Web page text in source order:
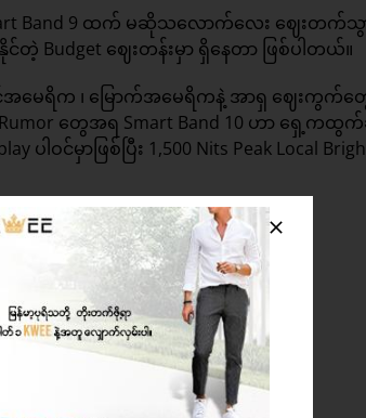
Band 9 ထက် မဆိုသလောက်လေး ဈေးတက်သွ
Budget ဈေးတန်းမှာ ရှိနေတာ ဖြစ်ပါတယ်။
မေရိက ၊ မြောက်အမေရိကနဲ့ အာရှ ဈေးကွက်တွ
တွေအရ Smart Band 10 ဟာ ရှေ့ကထွ
င်မှာဖြစ်ပြီး 1,500 Nits Peak Local